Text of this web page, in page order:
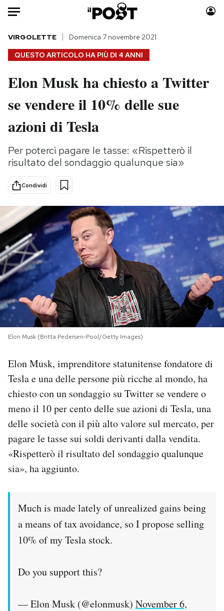
Auto
HOME
Italia
Politica
Tecnologia
Scienza
Economia
Moda
Consumismi
Media
PODCAST
NEWSLETTER
I MIEI PREFERITI
SHOP
CALENDARIO
AREA PERSONALE
Area Personale
Newsletter
Notifiche mobile
Regala il Post
QUESTO ARTICOLO HA PIÙ DI 4 ANNI
VIRGOLETTE Domenica 7 novembre 2021
Elon Musk ha chiesto a Twitter
se vendere il 10% delle sue
azioni di Tesla
Per poterci pagare le tasse: «Rispetterò il
risultato del sondaggio qualunque sia»
Condividi
Elon Musk (Britta Pedersen-Pool/Getty Images)
Elon Musk, imprenditore statunitense fondatore di
Tesla e una delle persone più ricche al mondo, ha
chiesto con un sondaggio su Twitter se vendere o
meno il 10 per cento delle sue azioni di Tesla, una
delle società con il più alto valore sul mercato, per
pagare le tasse sui soldi derivanti dalla vendita.
«Rispetterò il risultato del sondaggio qualunque
sia», ha aggiunto.
Much is made lately of unrealized gains being
a means of tax avoidance, so I propose selling
10% of my Tesla stock.
Do you support this?
— Elon Musk (@elonmusk) November 6,